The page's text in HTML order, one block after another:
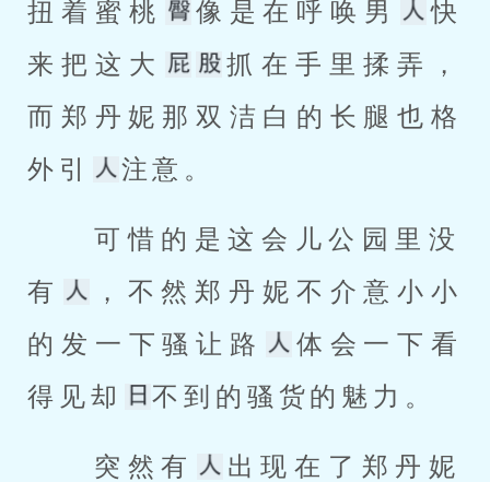
扭着蜜桃 像是在呼唤男
快
来把这大
抓在手里揉弄，
而郑丹妮那双洁白的长腿也格
外引
注意。
有
，不然郑丹妮不介意小小
的发一下骚让路
体会一下看
得见却
不到的骚货的魅力。
突然有
出现在了郑丹妮